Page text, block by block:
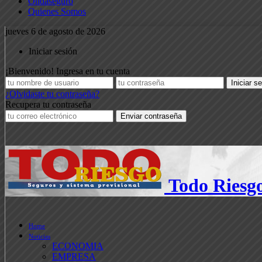
Quienes Somos
jueves 6 de agosto de 2026
Iniciar sesión
¡Bienvenido! Ingresa en tu cuenta
¿Olvidaste tu contraseña?
Recupera tu contraseña
Todo
Home
Noticias
ECONOMIA
EMPRESA